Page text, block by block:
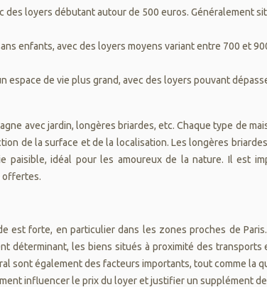
loyers débutant autour de 500 euros. Généralement
enfants, avec des loyers moyens variant entre 700 et
de vie plus grand, avec des loyers pouvant
avec jardin, longères briardes, etc. Chaque type de
de la surface et de la localisation. Les longères
idéal pour les amoureux de la nature. Il est
offertes.
est forte, en particulier dans les zones proches de
les biens situés à proximité des transports
sont également des facteurs importants, tout comme la
influencer le prix du loyer et justifier un supplément de